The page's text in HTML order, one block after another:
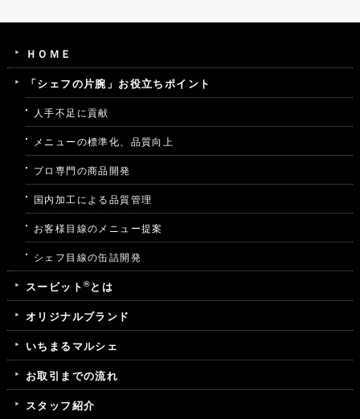
ＨＯＭＥ
「シェフの片腕」お役立ちポイント
人手不足に貢献
メニューの標準化、品質向上
プロ専門の商品開発
国内加工による品質管理
お客様目線のメニュー提案
シェフ目線の缶詰開発
スービット ®とは
オリジナルブランド
いちまるマルシェ
お取引までの流れ
スタッフ紹介